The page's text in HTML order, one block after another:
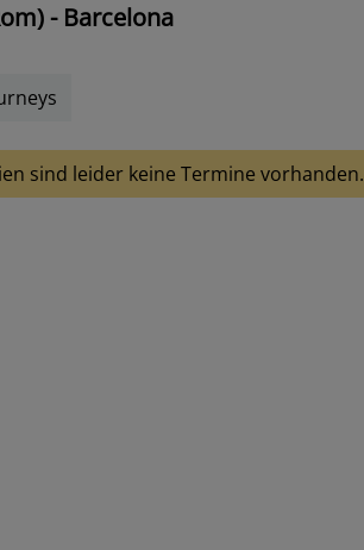
- Barcelona
sind leider keine Termine vorhanden.